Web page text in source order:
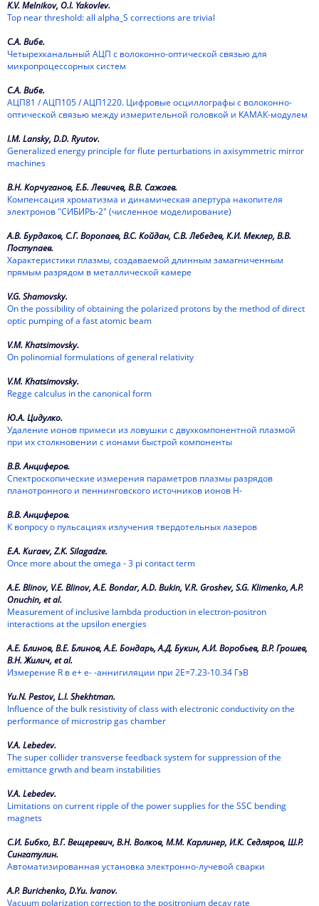
2008
2007
2006
2005
2004
2003
2001
1999
1997
1996
1994
1993
1992
1991
1988
1987
1986
1985
1984
1983
1982
1981
1979
1978
1977
1976
K.V. Melnikov, O.I. Yakovlev.
Top near threshold: all alpha_S corrections are trivial
С.А. Вибе.
Четырехканальный АЦП с волоконно-оптической связью для
микропроцессорных систем
С.А. Вибе.
АЦП81 / АЦП105 / АЦП1220. Цифровые осциллографы с волоконно-
оптической связью между измерительной головкой и КАМАК-модулем
I.M. Lansky, D.D. Ryutov.
Generalized energy principle for flute perturbations in axisymmetric mirror
machines
В.Н. Корчуганов, Е.Б. Левичев, В.В. Сажаев.
Компенсация хроматизма и динамическая апертура накопителя
электронов "СИБИРЬ-2" (численное моделирование)
А.В. Бурдаков, С.Г. Воропаев, В.С. Койдан, С.В. Лебедев, К.И. Меклер, В.В.
Поступаев.
Характеристики плазмы, создаваемой длинным замагниченным
прямым разрядом в металлической камере
V.G. Shamovsky.
On the possibility of obtaining the polarized protons by the method of direct
optic pumping of a fast atomic beam
V.M. Khatsimovsky.
On polinomial formulations of general relativity
V.M. Khatsimovsky.
Regge calculus in the canonical form
Ю.А. Цидулко.
Удаление ионов примеси из ловушки с двухкомпонентной плазмой
при их столкновении с ионами быстрой компоненты
В.В. Анциферов.
Спектроскопические измерения параметров плазмы разрядов
планотронного и пеннинговского источников ионов Н-
В.В. Анциферов.
К вопросу о пульсациях излучения твердотельных лазеров
E.A. Kuraev, Z.K. Silagadze.
Once more about the omega - 3 pi contact term
A.E. Blinov, V.E. Blinov, A.E. Bondar, A.D. Bukin, V.R. Groshev, S.G. Klimenko, A.P.
Onuchin, et al.
Measurement of inclusive lambda production in electron-positron
interactions at the upsilon energies
А.Е. Блинов, В.Е. Блинов, А.Е. Бондарь, А.Д. Букин, А.И. Воробьев, В.Р. Грошев,
В.Н. Жилич, et al.
Измерение R в е+ е- -аннигиляции при 2Е=7.23-10.34 ГэВ
Yu.N. Pestov, L.I. Shekhtman.
Influence of the bulk resistivity of class with electronic conductivity on the
performance of microstrip gas chamber
V.A. Lebedev.
The super collider transverse feedback system for suppression of the
emittance grwth and beam instabilities
V.A. Lebedev.
Limitations on current ripple of the power supplies for the SSC bending
magnets
С.И. Бибко, В.Г. Вещеревич, В.Н. Волков, М.М. Карлинер, И.К. Седляров, Ш.Р.
Сингатулин.
Автоматизированная установка электронно-лучевой сварки
A.P. Burichenko, D.Yu. Ivanov.
Vacuum polarization correction to the positronium decay rate